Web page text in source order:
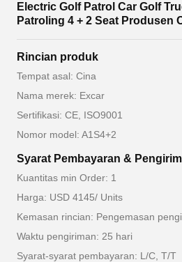
Electric Golf Patrol Car Golf
Patroling 4 + 2 Seat Produsen
Rincian produk
Tempat asal: Cina
Nama merek: Excar
Sertifikasi: CE, ISO9001
Nomor model: A1S4+2
Syarat Pembayaran &
Kuantitas min Order: 1
Harga: USD 4145/ Units
Kemasan rincian: Pengemasan
Waktu pengiriman: 25 hari
Syarat-syarat pembayaran: L/C, T/T